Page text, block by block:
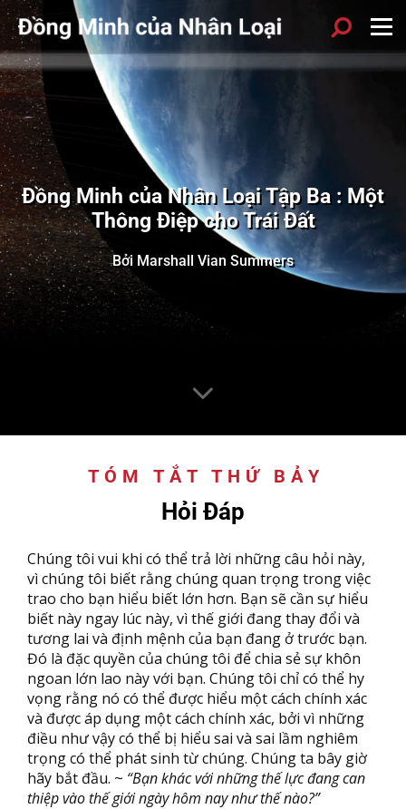
Đồng Minh của Nhân Loại Tập Ba : Một
Thông Điệp cho Trái Đất
Bởi Marshall Vian Summers
TÓM TẮT THỨ BẢY
Hỏi Đáp
Chúng tôi vui khi có thể trả lời những câu hỏi này,
vì chúng tôi biết rằng chúng quan trọng trong việc
trao cho bạn hiểu biết lớn hơn. Bạn sẽ cần sự hiểu
biết này ngay lúc này, vì thế giới đang thay đổi và
tương lai và định mệnh của bạn đang ở trước bạn.
Đó là đặc quyền của chúng tôi để chia sẻ sự khôn
ngoan lớn lao này với bạn. Chúng tôi chỉ có thể hy
vọng rằng nó có thể được hiểu một cách chính xác
và được áp dụng một cách chính xác, bởi vì những
điều như vậy có thể bị hiểu sai và sai lầm nghiêm
trọng có thể phát sinh từ chúng. Chúng ta bây giờ
hãy bắt đầu. ~ “Bạn khác với những thế lực đang can
thiệp vào thế giới ngày hôm nay như thế nào?”